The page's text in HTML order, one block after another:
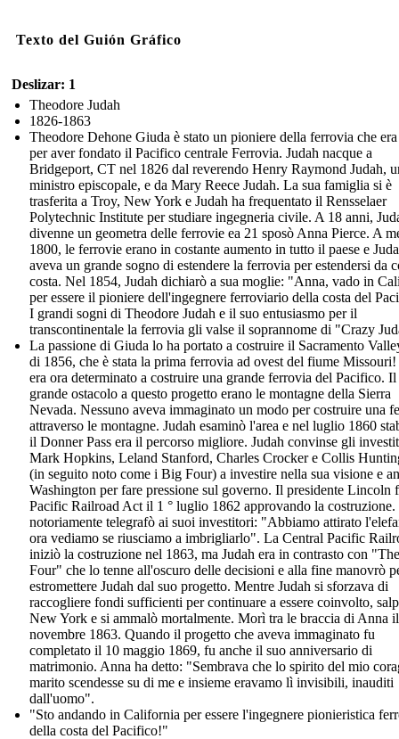
Texto del Guión Gráfico
Deslizar: 1
Theodore Judah
1826-1863
Theodore Dehone Giuda è stato un pioniere della ferrovia che
per aver fondato il Pacifico centrale Ferrovia. Judah nacque a
Bridgeport, CT nel 1826 dal reverendo Henry Raymond Judah,
ministro episcopale, e da Mary Reece Judah. La sua famiglia si è
trasferita a Troy, New York e Judah ha frequentato il Rensselaer
Polytechnic Institute per studiare ingegneria civile. A 18 anni,
divenne un geometra delle ferrovie ea 21 sposò Anna Pierce. A
1800, le ferrovie erano in costante aumento in tutto il paese e
aveva un grande sogno di estendere la ferrovia per estendersi da
costa. Nel 1854, Judah dichiarò a sua moglie: "Anna, vado in
per essere il pioniere dell'ingegnere ferroviario della costa del
I grandi sogni di Theodore Judah e il suo entusiasmo per il
transcontinentale la ferrovia gli valse il soprannome di "Crazy
La passione di Giuda lo ha portato a costruire il Sacramento
di 1856, che è stata la prima ferrovia ad ovest del fiume Missouri!
era ora determinato a costruire una grande ferrovia del Pacifico.
grande ostacolo a questo progetto erano le montagne della Sierra
Nevada. Nessuno aveva immaginato un modo per costruire una
attraverso le montagne. Judah esaminò l'area e nel luglio 1860
il Donner Pass era il percorso migliore. Judah convinse gli
Mark Hopkins, Leland Stanford, Charles Crocker e Collis
(in seguito noto come i Big Four) a investire nella sua visione e
Washington per fare pressione sul governo. Il presidente Lincoln
Pacific Railroad Act il 1 ° luglio 1862 approvando la costruzione.
notoriamente telegrafò ai suoi investitori: "Abbiamo attirato
ora vediamo se riusciamo a imbrigliarlo". La Central Pacific
iniziò la costruzione nel 1863, ma Judah era in contrasto con
Four" che lo tenne all'oscuro delle decisioni e alla fine manovrò
estromettere Judah dal suo progetto. Mentre Judah si sforzava di
raccogliere fondi sufficienti per continuare a essere coinvolto,
New York e si ammalò mortalmente. Morì tra le braccia di Anna
novembre 1863. Quando il progetto che aveva immaginato fu
completato il 10 maggio 1869, fu anche il suo anniversario di
matrimonio. Anna ha detto: "Sembrava che lo spirito del mio
marito scendesse su di me e insieme eravamo lì invisibili, inauditi
dall'uomo".
"Sto andando in California per essere l'ingegnere pionieristica
della costa del Pacifico!"